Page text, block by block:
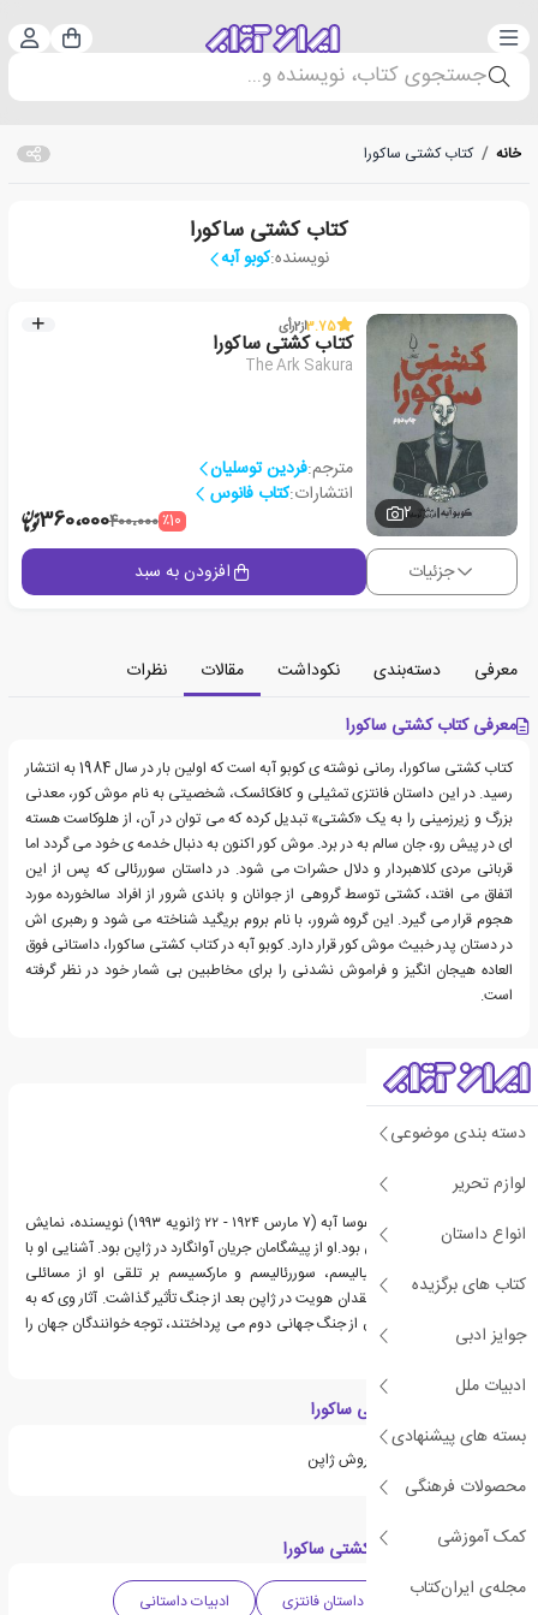
دسته‌بندی سبد
جستجوی کتاب، نویسنده و...
دسته بندی موضوعی
لوازم تحریر
انواع داستان
کتاب های برگزیده
جوایز ادبی
ادبیات ملل
بسته های پیشنهادی
محصولات فرهنگی
کمک آموزشی
مجله‌ی ایران‌کتاب
خانه / کتاب کشتی ساکورا
کتاب کشتی ساکورا
نویسنده:کوبو آبه
2
3.75از2رأی
کتاب کشتی ساکورا
The Ark Sakura
مترجم:فردین توسلیان
انتشارات:کتاب فانوس
٪10400،000360،000
جزئیات افزودن به سبد
معرفی دسته‌بندی نکوداشت مقالات
نظرات
معرفی کتاب کشتی ساکورا
کتاب کشتی ساکورا، رمانی نوشته ی کوبو آبه است که اولین بار در سال 1984 به انتشار
رسید. در این داستان فانتزی تمثیلی و کافکائسک، شخصیتی به نام موش کور، معدنی
بزرگ و زیرزمینی را به یک «کشتی» تبدیل کرده که می توان در آن، از هلوکاست هسته
ای در پیش رو، جان سالم به در برد. موش کور اکنون به دنبال خدمه ی خود می گردد اما
قربانی مردی کلاهبردار و دلال حشرات می شود. در داستان سوررئالی که پس از این
اتفاق می افتد، کشتی توسط گروهی از جوانان و باندی شرور از افراد سالخورده مورد
هجوم قرار می گیرد. این گروه شرور، با نام بروم بریگید شناخته می شود و رهبری اش
در دستان پدر خبیث موش کور قرار دارد. کوبو آبه در کتاب کشتی ساکورا، داستانی فوق
العاده هیجان انگیز و فراموش نشدنی را برای مخاطبین بی شمار خود در نظر گرفته
است.
درباره کوبو آبه
کوبو آبه نام مستعار کیمیفوسا آبه (۷ مارس ۱۹۲۴ - ۲۲ ژانویه ۱۹۹۳) نویسنده، نمایش
نامه نویس و عکاس ژاپنی بود.او از پیشگامان جریان آوانگارد در ژاپن بود. آشنایی او با
ادبیات غرب، اگزیستانسیالیسم، سوررئالیسم و مارکسیسم بر تلقی او از مسائلی
همچون ازخودبیگانگی و فقدان هویت در ژاپن بعد از جنگ تأثیر گذاشت. آثار وی که به
بحران هویت در ژاپن پس از جنگ جهانی دوم می پرداختند، توجه خوانندگان جهان را
به خود جلب کرد.
ویژگی های کتاب کشتی ساکورا
کوبو آبه از نویسندگان پرفروش ژاپن
دسته بندی های کتاب کشتی ساکورا
ادبیات ژاپن داستان فانتزی
ادبیات داستانی